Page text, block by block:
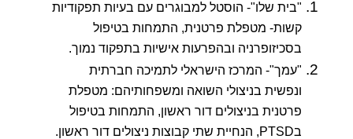
"בית שלו"- הוסטל למבוגרים עם בעיות תפקודיות
קשות- מטפלת פרטנית, התמחות בטיפול
בסכיזופרניה ובהפרעות אישיות בתפקוד נמוך.
"עמך"- המרכז הישראלי לתמיכה חברתית
ונפשית בניצולי השואה ומשפחותיהם: מטפלת
פרטנית בניצולים דור ראשון, התמחות בטיפול
בPTSD, הנחיית שתי קבוצות ניצולים דור ראשון.